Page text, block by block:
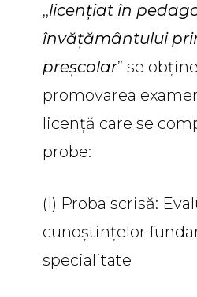
,,licențiat în
învățământului
preșcolar” se
promovarea
licență care se
probe:
(I) Proba scrisă:
cunoştinţelor
specialitate